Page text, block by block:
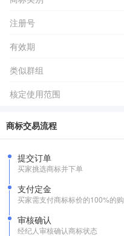
注册号
有效期
类似群组
核定使用范围
商标交易流程
提交订单
买家挑选商标并下单
支付定金
买家需支付商标标价的100%的
审核确认
经纪人审核确认商标状态